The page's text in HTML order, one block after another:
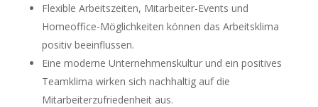
Flexible Arbeitszeiten, Mitarbeiter-Events und
Homeoffice-Möglichkeiten können das Arbeitsklima
positiv beeinflussen.
Eine moderne Unternehmenskultur und ein positives
Teamklima wirken sich nachhaltig auf die
Mitarbeiterzufriedenheit aus.